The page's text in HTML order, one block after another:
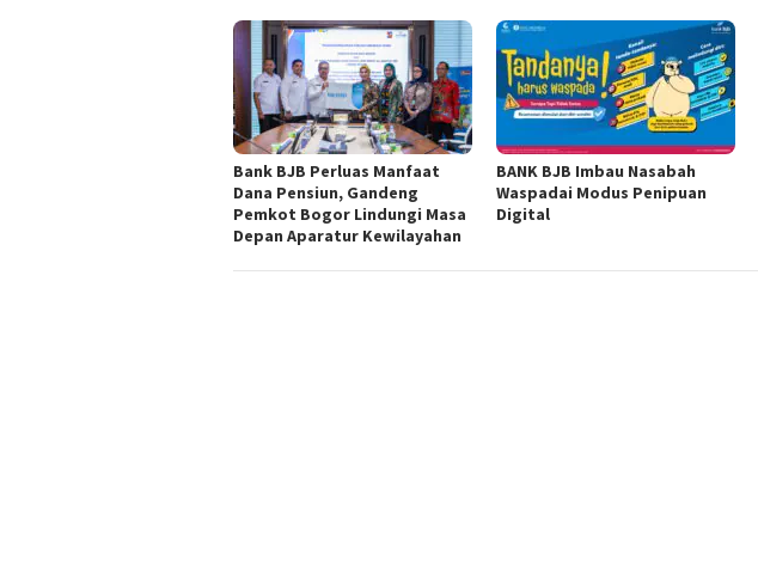
Bank BJB Perluas Manfaat
Dana Pensiun, Gandeng
Pemkot Bogor Lindungi Masa
Depan Aparatur Kewilayahan
BANK BJB Imbau Nasabah
Waspadai Modus Penipuan
Digital